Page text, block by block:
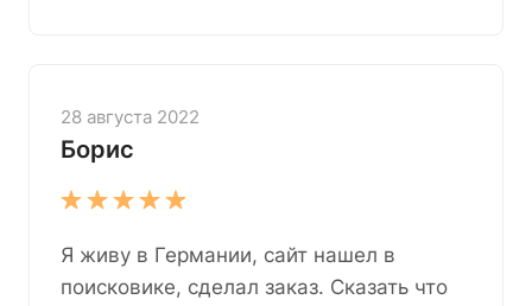
28 августа 2022
Борис
Я живу в Германии, сайт нашел в
поисковике, сделал заказ. Сказать что